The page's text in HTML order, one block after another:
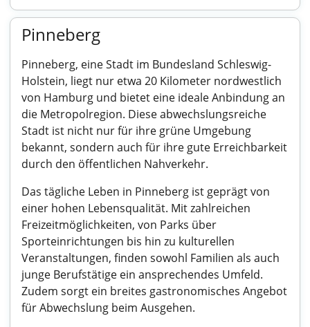
Pinneberg
Pinneberg, eine Stadt im Bundesland Schleswig-
Holstein, liegt nur etwa 20 Kilometer nordwestlich
von Hamburg und bietet eine ideale Anbindung an
die Metropolregion. Diese abwechslungsreiche
Stadt ist nicht nur für ihre grüne Umgebung
bekannt, sondern auch für ihre gute Erreichbarkeit
durch den öffentlichen Nahverkehr.
Das tägliche Leben in Pinneberg ist geprägt von
einer hohen Lebensqualität. Mit zahlreichen
Freizeitmöglichkeiten, von Parks über
Sporteinrichtungen bis hin zu kulturellen
Veranstaltungen, finden sowohl Familien als auch
junge Berufstätige ein ansprechendes Umfeld.
Zudem sorgt ein breites gastronomisches Angebot
für Abwechslung beim Ausgehen.